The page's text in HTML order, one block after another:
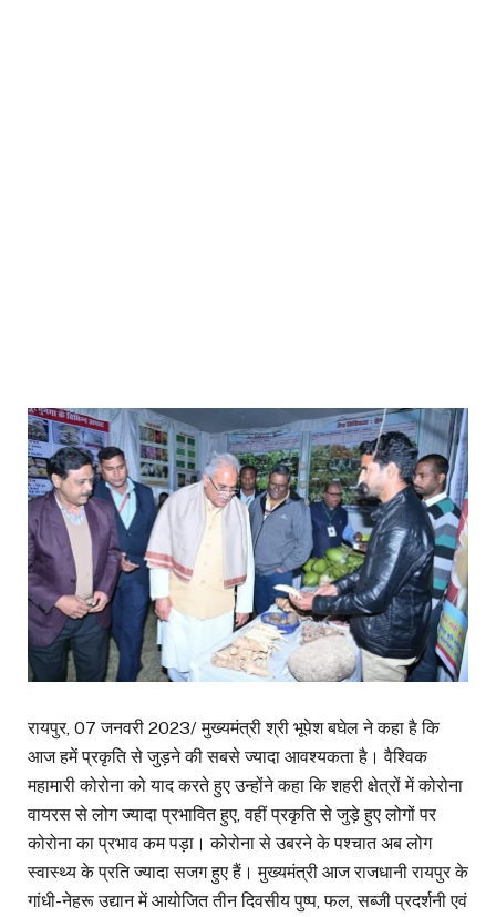
रायपुर, 07 जनवरी 2023/ मुख्यमंत्री श्री भूपेश बघेल ने कहा है कि
आज हमें प्रकृति से जुड़ने की सबसे ज्यादा आवश्यकता है। वैश्विक
महामारी कोरोना को याद करते हुए उन्होंने कहा कि शहरी क्षेत्रों में कोरोना
वायरस से लोग ज्यादा प्रभावित हुए, वहीं प्रकृति से जुड़े हुए लोगों पर
कोरोना का प्रभाव कम पड़ा। कोरोना से उबरने के पश्चात अब लोग
स्वास्थ्य के प्रति ज्यादा सजग हुए हैं। मुख्यमंत्री आज राजधानी रायपुर के
गांधी-नेहरू उद्यान में आयोजित तीन दिवसीय पुष्प, फल, सब्जी प्रदर्शनी एवं